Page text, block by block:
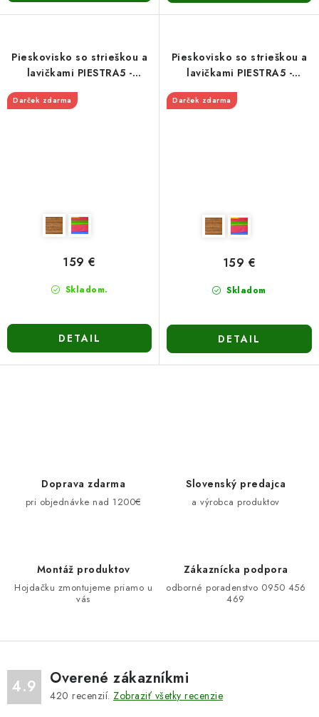
Pieskovisko so strieškou a
lavičkami PIESTRA5 -
zatváracie 150cm-hnedé
Darček zdarma
Skladom.
159 €
DETAIL
Pieskovisko so strieškou a
lavičkami PIESTRA5 -
zatváracie 150cm-
viacfarebné
Darček zdarma
Skladom
159 €
DETAIL
y
v
ý
p
Doprava zdarma
pri objednávke nad 1200€
Slovenský predajca
a výrobca produktov
Montáž produktov
Hojdačku zmontujeme priamo u
vás
Zákaznícka podpora
odborné poradenstvo 0950 456
469
4.9 Overené zákazníkmi
420 recenzií. Zobraziť všetky recenzie